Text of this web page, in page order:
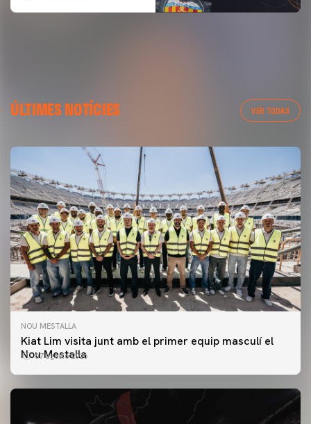
ÚLTIMES NOTÍCIES VER TODAS
NOU MESTALLA
Kiat Lim visita junt amb el primer equip masculí el
Nou Mestalla
07 agosto 2026